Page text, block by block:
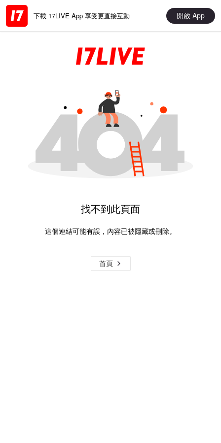
下載 17LIVE App 享受更直接互動 開啟 App
找不到此頁面
這個連結可能有誤，內容已被隱藏或刪除。
首頁